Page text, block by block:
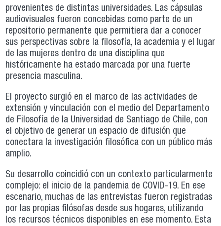
provenientes de distintas universidades. Las cápsulas
audiovisuales fueron concebidas como parte de un
repositorio permanente que permitiera dar a conocer
sus perspectivas sobre la filosofía, la academia y el lugar
de las mujeres dentro de una disciplina que
históricamente ha estado marcada por una fuerte
presencia masculina.
El proyecto surgió en el marco de las actividades de
extensión y vinculación con el medio del Departamento
de Filosofía de la Universidad de Santiago de Chile, con
el objetivo de generar un espacio de difusión que
conectara la investigación filosófica con un público más
amplio.
Su desarrollo coincidió con un contexto particularmente
complejo: el inicio de la pandemia de COVID-19. En ese
escenario, muchas de las entrevistas fueron registradas
por las propias filósofas desde sus hogares, utilizando
los recursos técnicos disponibles en ese momento. Esta